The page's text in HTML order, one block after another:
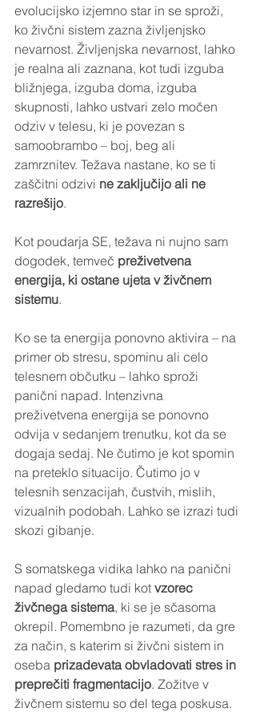
evolucijsko izjemno star in se sproži,
ko živčni sistem zazna življenjsko
nevarnost. Življenjska nevarnost, lahko
je realna ali zaznana, kot tudi izguba
bližnjega, izguba doma, izguba
skupnosti, lahko ustvari zelo močen
odziv v telesu, ki je povezan s
samoobrambo – boj, beg ali
zamrznitev. Težava nastane, ko se ti
zaščitni odzivi ne zaključijo ali ne
razrešijo.
Kot poudarja SE, težava ni nujno sam
dogodek, temveč preživetvena
energija, ki ostane ujeta v živčnem
sistemu.
Ko se ta energija ponovno aktivira – na
primer ob stresu, spominu ali celo
telesnem občutku – lahko sproži
panični napad. Intenzivna
preživetvena energija se ponovno
odvija v sedanjem trenutku, kot da se
dogaja sedaj. Ne čutimo je kot spomin
na preteklo situacijo. Čutimo jo v
telesnih senzacijah, čustvih, mislih,
vizualnih podobah. Lahko se izrazi tudi
skozi gibanje.
S somatskega vidika lahko na panični
napad gledamo tudi kot vzorec
živčnega sistema, ki se je sčasoma
okrepil. Pomembno je razumeti, da gre
za način, s katerim si živčni sistem in
oseba prizadevata obvladovati stres in
preprečiti fragmentacijo. Zožitve v
živčnem sistemu so del tega poskusa.